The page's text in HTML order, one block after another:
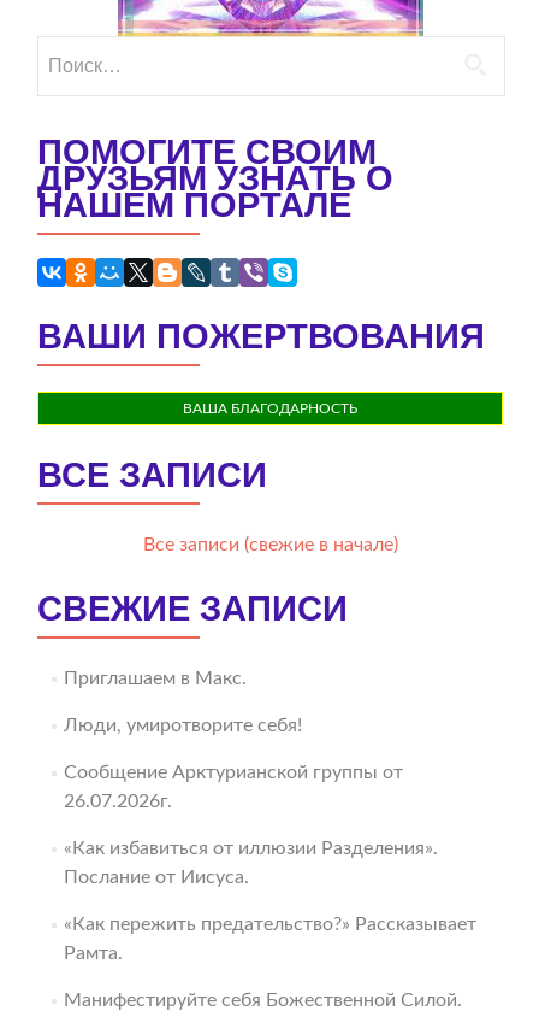
ПОМОГИТЕ СВОИМ
ДРУЗЬЯМ УЗНАТЬ О
НАШЕМ ПОРТАЛЕ
ВАШИ ПОЖЕРТВОВАНИЯ
ВАША БЛАГОДАРНОСТЬ
ВСЕ ЗАПИСИ
Все записи (свежие в начале)
СВЕЖИЕ ЗАПИСИ
Приглашаем в Макс.
Люди, умиротворите себя!
Сообщение Арктурианской группы от
26.07.2026г.
«Как избавиться от иллюзии Разделения».
Послание от Иисуса.
«Как пережить предательство?» Рассказывает
Рамта.
Манифестируйте себя Божественной Силой.